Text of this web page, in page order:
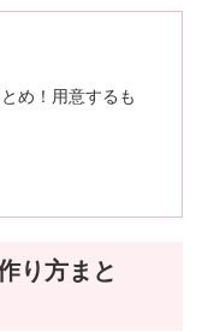
め！用意するも
り方まと